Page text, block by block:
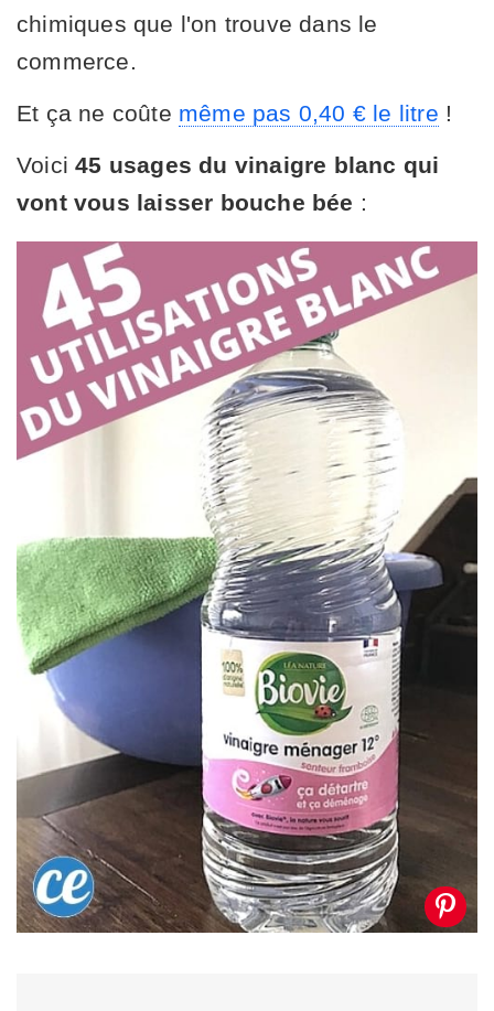
chimiques que l'on trouve dans le
commerce.
Et ça ne coûte même pas 0,40 € le litre !
Voici45 usages du vinaigre blanc qui
vont vous laisser bouche bée :